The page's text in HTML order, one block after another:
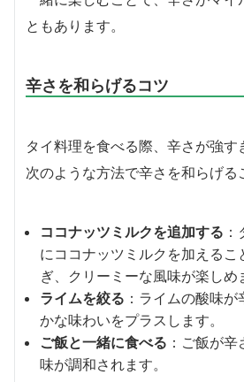
ともあります。
辛さを和らげるコツ
タイ料理を食べる際、辛さが強す
次のような方法で辛さを和らげる
ココナッツミルクを追加する
にココナッツミルクを加えるこ
ぎ、クリーミーな風味が楽しめ
ライムを絞る ：ライムの酸味
かな味わいをプラスします。
ご飯と一緒に食べる ：ご飯が
味が調和されます。